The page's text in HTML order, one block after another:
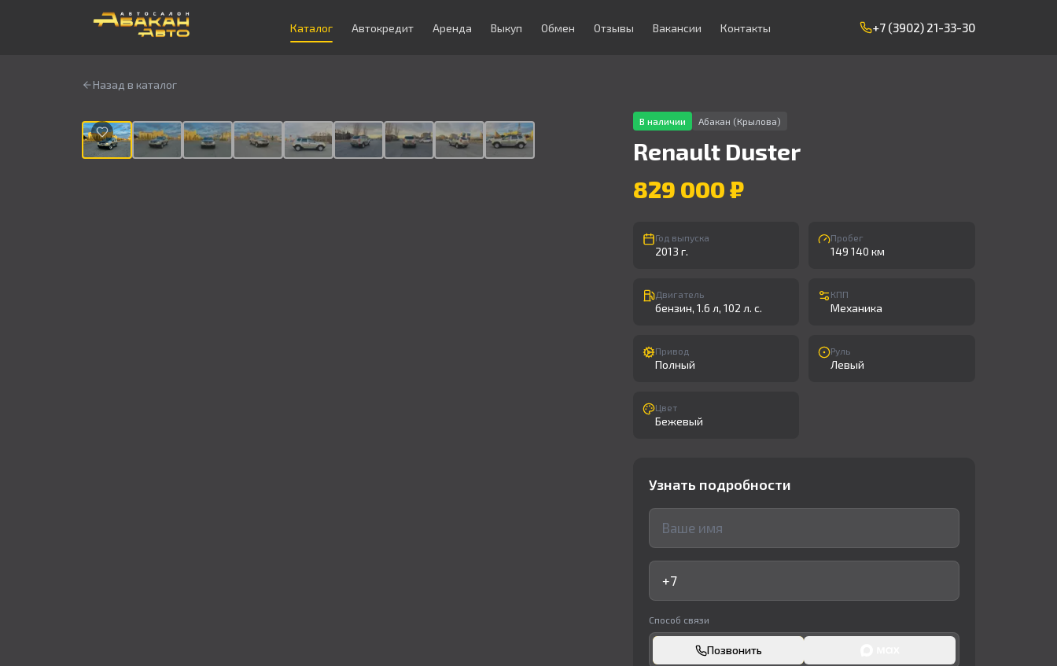
Каталог Автокредит Аренда Выкуп Обмен Отзывы Вакансии Контакты +7 (3902) 21-33-30
Назад в каталог
В наличии Абакан (Крылова)
Renault Duster
829 000 ₽
Год выпуска
2013 г.
Пробег
149 140 км
Двигатель
бензин, 1.6 л, 102 л. с.
КПП
Механика
Привод
Полный
Руль
Левый
Цвет
Бежевый
Узнать подробности
Способ связи
Позвонить